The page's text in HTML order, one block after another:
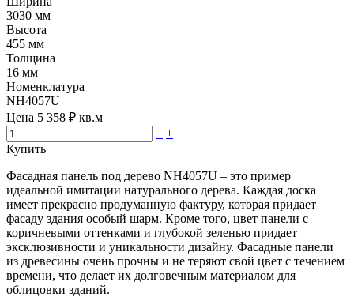
3030 мм
Высота
455 мм
Толщина
16 мм
Номенклатура
NH4057U
Цена 5 358 ₽ кв.м
− +
Купить
Фасадная панель под дерево NH4057U – это пример
идеальной имитации натурального дерева. Каждая доска
имеет прекрасно продуманную фактуру, которая придает
фасаду здания особый шарм. Кроме того, цвет панели с
коричневыми оттенками и глубокой зеленью придает
эксклюзивности и уникальности дизайну. Фасадные панели
из древесины очень прочны и не теряют свой цвет с течением
времени, что делает их долговечным материалом для
облицовки зданий.